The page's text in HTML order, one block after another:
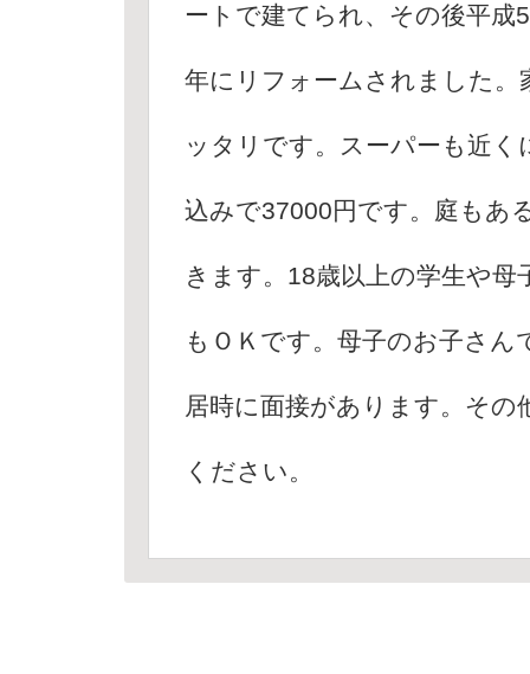
ートで建てられ、その後平成
年にリフォームされました。
ッタリです。スーパーも近く
込みで37000円です。庭もあ
きます。18歳以上の学生や
もＯＫです。母子のお子さん
居時に面接があります。そ
ください。